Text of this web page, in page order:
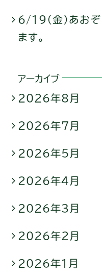
6/19（金）あおぞ
ます。
アーカイブ
2026年8月
2026年7月
2026年5月
2026年4月
2026年3月
2026年2月
2026年1月